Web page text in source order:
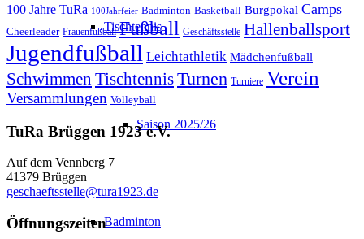
Tischtennis
Saison 2025/26
Badminton
100 Jahre TuRa 100Jahrfeier Badminton Basketball Burgpokal Camps
Cheerleader Frauenfußball Fußball Geschäftsstelle Hallenballsport
Jugendfußball Leichtathletik Mädchenfußball
Schwimmen TischtennisTurnen Turniere Verein
Versammlungen Volleyball
TuRa Brüggen 1923 e.V.
Auf dem Vennberg 7
41379 Brüggen
geschaeftsstelle@tura1923.de
Öffnungszeiten